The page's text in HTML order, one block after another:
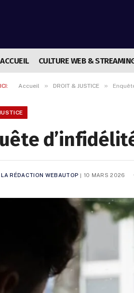
ACCUEIL CULTURE WEB &
Accueil » DROIT & JUSTICE »
LA RÉDACTION WEBAUTOP 10 MARS 2026